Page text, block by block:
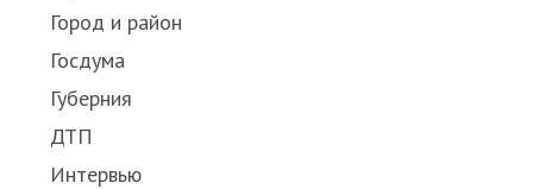
Город и район
Госдума
Губерния
ДТП
Интервью